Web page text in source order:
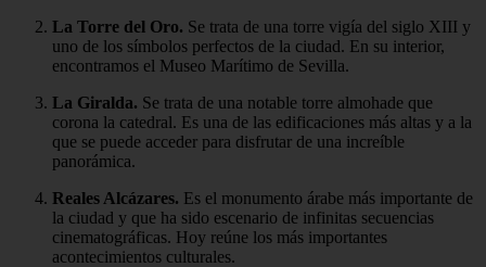
La Torre del Oro. Se trata de una torre vigía del siglo XIII y
uno de los símbolos perfectos de la ciudad. En su interior,
encontramos el Museo Marítimo de Sevilla.
La Giralda. Se trata de una notable torre almohade que
corona la catedral. Es una de las edificaciones más altas y a la
que se puede acceder para disfrutar de una increíble
panorámica.
Reales Alcázares. Es el monumento árabe más importante de
la ciudad y que ha sido escenario de infinitas secuencias
cinematográficas. Hoy reúne los más importantes
acontecimientos culturales.